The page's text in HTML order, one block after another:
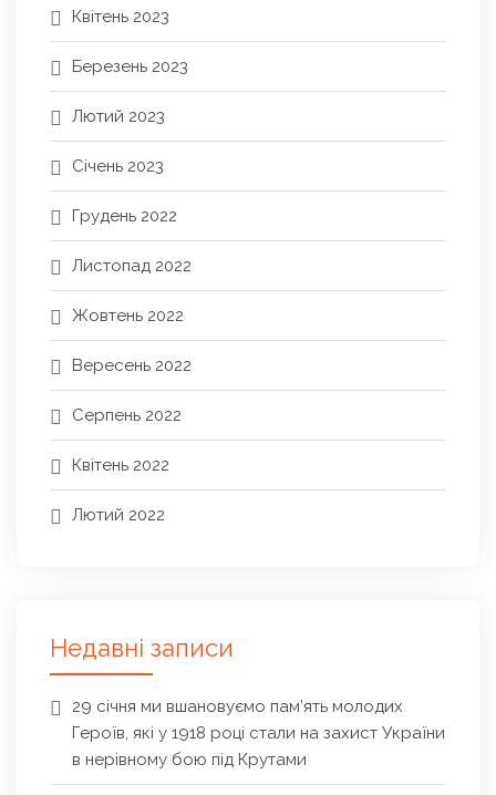
Квітень 2023
Березень 2023
Лютий 2023
Січень 2023
Грудень 2022
Листопад 2022
Жовтень 2022
Вересень 2022
Серпень 2022
Квітень 2022
Лютий 2022
Недавні записи
29 січня ми вшановуємо пам’ять молодих
Героїв, які у 1918 році стали на захист України
в нерівному бою під Крутами